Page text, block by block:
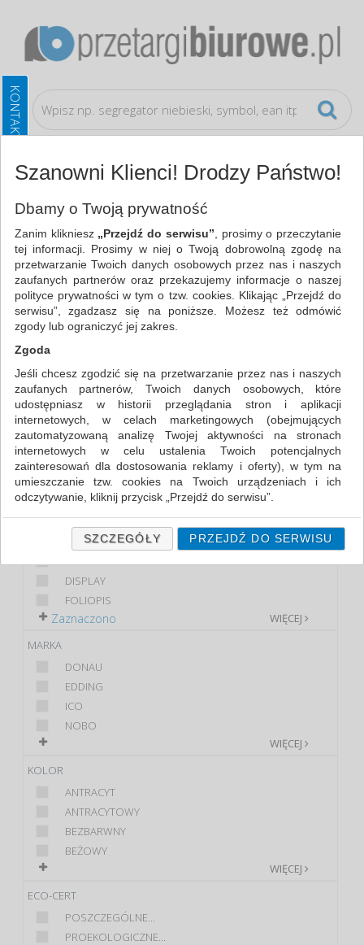
Artykuły do pisania i korygowania
WSZYSTKIE KATEGORIE
NAJCHĘTNIEJ WYBIERANE
ARTYKUŁY DO PISANIA I KORYGOWANIA
MARKERY (19)
FILTRY WIĘCEJ
KLASA
EKONOMICZNE
PREMIUM
STANDARD
PRODUKT
SPRAY
CIENKOPIS
DISPLAY
FOLIOPIS
WIĘCEJ
Zaznaczono
MARKA
DONAU
EDDING
ICO
NOBO
WIĘCEJ
KOLOR
ANTRACYT
ANTRACYTOWY
BEZBARWNY
BEŻOWY
WIĘCEJ
ECO-CERT
POSZCZEGÓLNE...
PROEKOLOGICZNE...
Szanowni Klienci! Drodzy Państwo!
Dbamy o Twoją prywatność
Zanim klikniesz „Przejdź do serwisu” , prosimy o przeczytanie
tej informacji. Prosimy w niej o Twoją dobrowolną zgodę na
przetwarzanie Twoich danych osobowych przez nas i naszych
zaufanych partnerów oraz przekazujemy informacje o naszej
polityce prywatności w tym o tzw. cookies. Klikając „Przejdź do
serwisu”, zgadzasz się na poniższe. Możesz też odmówić
zgody lub ograniczyć jej zakres.
Zgoda
Jeśli chcesz zgodzić się na przetwarzanie przez nas i naszych
zaufanych partnerów, Twoich danych osobowych, które
udostępniasz w historii przeglądania stron i aplikacji
internetowych, w celach marketingowych (obejmujących
zautomatyzowaną analizę Twojej aktywności na stronach
internetowych w celu ustalenia Twoich potencjalnych
zainteresowań dla dostosowania reklamy i oferty), w tym na
umieszczanie tzw. cookies na Twoich urządzeniach i ich
odczytywanie, kliknij przycisk „Przejdź do serwisu”.
Jeśli nie chcesz wyrazić zgody lub ograniczyć jej zakres, kliknij
„Szczegóły”, gdzie znajdziesz wszelkie informacje o tym jak to
zrobić . Te same informacje znajdziesz także na podstronie z
naszą polityką prywatności obowiązującą od 25 maja 2018.
wcześniejsza zgoda której udzieliliście podczas zakładania
konta. Każda Państwa zgoda jest dobrowolna i można ją w
Klauzula Informacyjna (rozwiń)
Lista Zaufanych Partnerów (rozwiń)
SZCZEGÓŁY PRZEJDŹ DO SERWISU